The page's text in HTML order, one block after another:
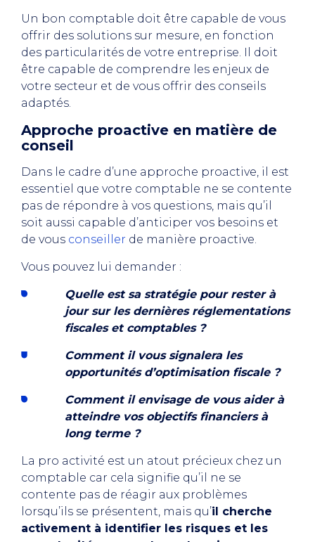
Un bon comptable doit être capable de vous
offrir des solutions sur mesure, en fonction
des particularités de votre entreprise. Il doit
être capable de comprendre les enjeux de
votre secteur et de vous offrir des conseils
adaptés.
Approche proactive en matière de
conseil
Dans le cadre d’une approche proactive, il est
essentiel que votre comptable ne se contente
pas de répondre à vos questions, mais qu’il
soit aussi capable d’anticiper vos besoins et
de vous conseiller de manière proactive.
Vous pouvez lui demander :
Quelle est sa stratégie pour rester à
jour sur les dernières réglementations
fiscales et comptables ?
Comment il vous signalera les
opportunités d’optimisation fiscale ?
Comment il envisage de vous aider à
atteindre vos objectifs financiers à
long terme ?
La pro activité est un atout précieux chez un
comptable car cela signifie qu’il ne se
contente pas de réagir aux problèmes
lorsqu’ils se présentent, mais qu’il cherche
activement à identifier les risques et les